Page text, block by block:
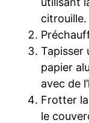
citrouille.
Tapisser
papier
avec de
Frotter
le